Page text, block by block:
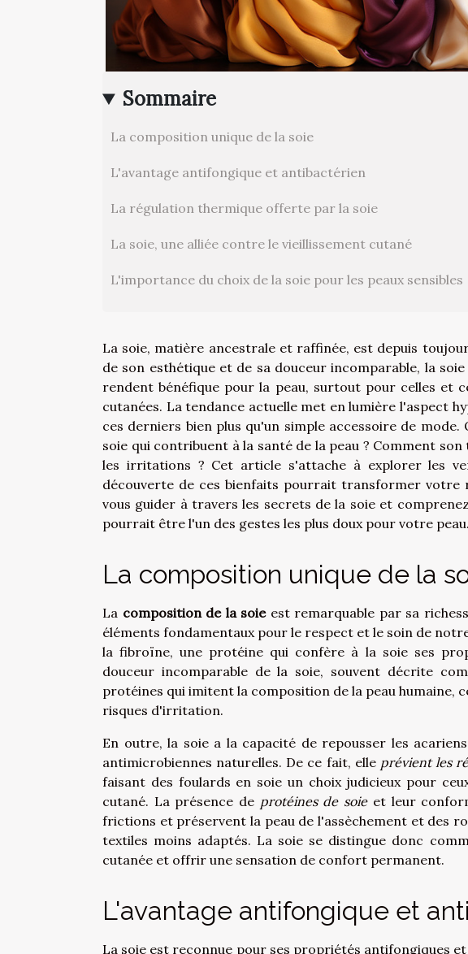
Sommaire
La composition unique de la soie
L'avantage antifongique et antibactérien
La régulation thermique offerte par la soie
La soie, une alliée contre le vieillissement cutané
L'importance du choix de la soie pour les peaux sensibles
La soie, matière ancestrale et raffinée, est depuis
de son esthétique et de sa douceur incomparable, la
rendent bénéfique pour la peau, surtout pour celles et
cutanées. La tendance actuelle met en lumière l'aspect
ces derniers bien plus qu'un simple accessoire de
soie qui contribuent à la santé de la peau ? Comment
les irritations ? Cet article s'attache à explorer les
découverte de ces bienfaits pourrait transformer
vous guider à travers les secrets de la soie et
pourrait être l'un des gestes les plus doux pour votre peau.
La composition unique de la
La composition de la soieest remarquable par sa
éléments fondamentaux pour le respect et le soin de
la fibroïne, une protéine qui confère à la soie ses
douceur incomparable de la soie, souvent décrite
protéines qui imitent la composition de la peau humaine,
risques d'irritation.
En outre, la soie a la capacité de repousser les
antimicrobiennes naturelles. De ce fait, elle prévient les
faisant des foulards en soie un choix judicieux pour
cutané. La présence de protéines de soieet leur
frictions et préservent la peau de l'assèchement et des
textiles moins adaptés. La soie se distingue donc
cutanée et offrir une sensation de confort permanent.
L'avantage antifongique et
La soie est reconnue pour ses propriétés antifongiques